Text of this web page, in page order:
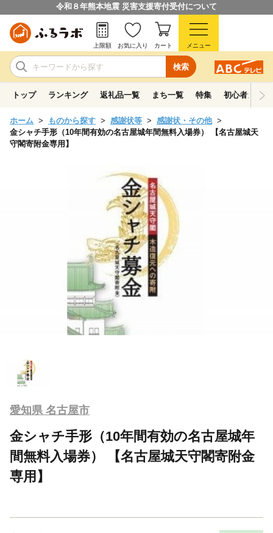
令和８年熊本地震 災害支援寄付受付について
検索
上限額 お気に入り カート メニュー
トップ ランキング 返礼品一覧 まち一覧 特集 初心者ガイド
ホーム ものから探す 感謝状等
感謝状・その他
金シャチ手形（10年間有効の名古屋城年間無料入場券） 【名古屋城天
守閣寄附金専用】
愛知県 名古屋市
金シャチ手形（10年間有効の名古屋城年
間無料入場券） 【名古屋城天守閣寄附金
専用】